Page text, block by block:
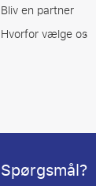
Bliv en partner
Hvorfor vælge os
Spørgsmål?